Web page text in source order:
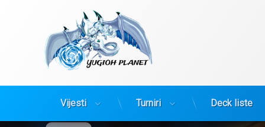
Vijesti Turniri Deck liste